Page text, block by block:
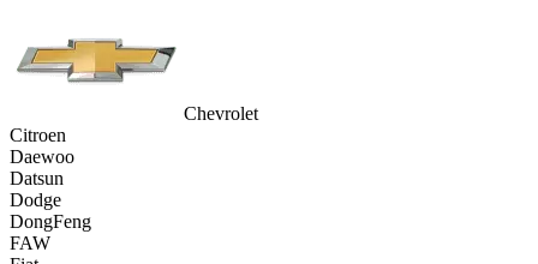
Chevrolet
Citroen
Daewoo
Datsun
Dodge
DongFeng
FAW